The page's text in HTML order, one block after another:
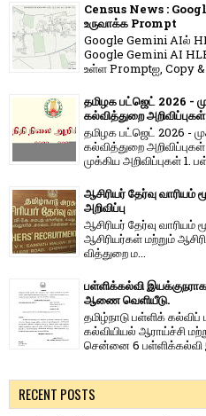
Census News :
உருவாக்க Prompt
Google Gemini AIல்
Google Gemini AI
உள்ள Promptஐ, Copy &
தமிழக பட்ஜெட் 2026 -
கல்வித்துறை
தமிழக பட்ஜெட் 2026 -
கல்வித்துறை
முக்கிய அறிவிப்புகள் 1.
ஆசிரியர் தேர்வு
அறிவிப்பு
ஆசிரியர் தேர்வு வாரி​யம்
ஆசிரியர்​கள் மற்​றும்
வித்​துறை ம...
பள்ளிக்கல்வி
ஆணை வெளியீடு.
தமிழ்நாடு பள்ளிக் கல்விப்
கல்வியியல் ஆராய்ச்சி
சென்னை 6 பள்ளிக்கல்வி
RECENT POSTS